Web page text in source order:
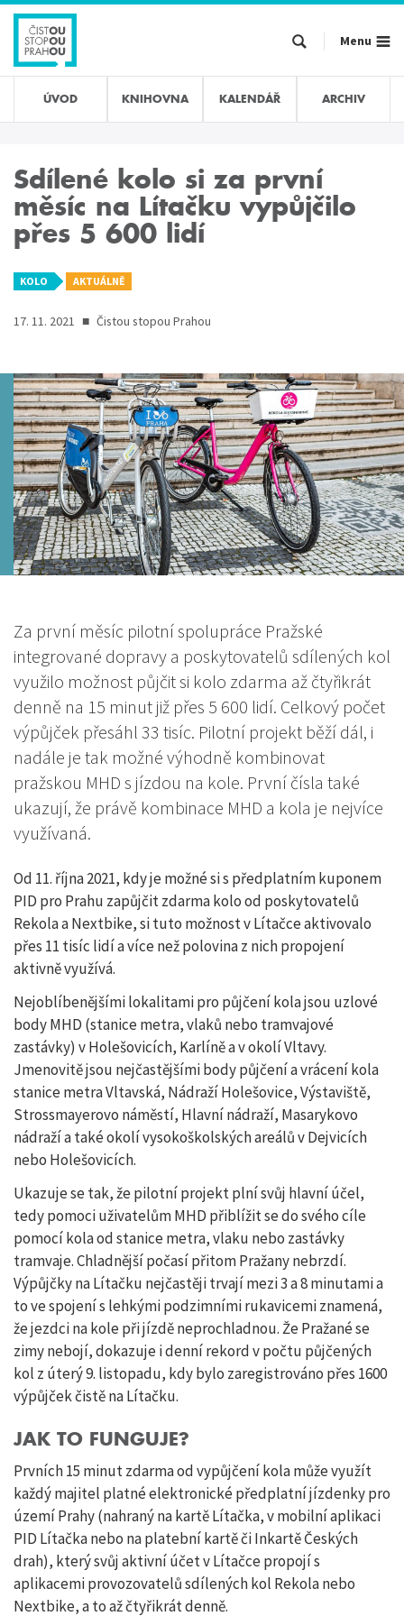
Přejít
hlavnímu
obsahu
Menu
ÚVOD KNIHOVNA KALENDÁŘ ARCHIV
Sdílené kolo si za první
měsíc na Lítačku vypůjčilo
přes 5 600 lidí
KOLO AKTUÁLNĚ
17. 11. 2021 ■ Čistou stopou Prahou
Za první měsíc pilotní spolupráce Pražské
integrované dopravy a poskytovatelů sdílených kol
využilo možnost půjčit si kolo zdarma až čtyřikrát
denně na 15 minut již přes 5 600 lidí. Celkový počet
výpůjček přesáhl 33 tisíc. Pilotní projekt běží dál, i
nadále je tak možné výhodně kombinovat
pražskou MHD s jízdou na kole. První čísla také
ukazují, že právě kombinace MHD a kola je nejvíce
využívaná.
Od 11. října 2021, kdy je možné si s předplatním kuponem
PID pro Prahu zapůjčit zdarma kolo od poskytovatelů
Rekola a Nextbike, si tuto možnost v Lítačce aktivovalo
přes 11 tisíc lidí a více než polovina z nich propojení
aktivně využívá.
Nejoblíbenějšími lokalitami pro půjčení kola jsou uzlové
body MHD (stanice metra, vlaků nebo tramvajové
zastávky) v Holešovicích, Karlíně a v okolí Vltavy.
Jmenovitě jsou nejčastějšími body půjčení a vrácení kola
stanice metra Vltavská, Nádraží Holešovice, Výstaviště,
Strossmayerovo náměstí, Hlavní nádraží, Masarykovo
nádraží a také okolí vysokoškolských areálů v Dejvicích
nebo Holešovicích.
Ukazuje se tak, že pilotní projekt plní svůj hlavní účel,
tedy pomoci uživatelům MHD přiblížit se do svého cíle
pomocí kola od stanice metra, vlaku nebo zastávky
tramvaje. Chladnější počasí přitom Pražany nebrzdí.
Výpůjčky na Lítačku nejčastěji trvají mezi 3 a 8 minutami a
to ve spojení s lehkými podzimními rukavicemi znamená,
že jezdci na kole při jízdě neprochladnou. Že Pražané se
zimy nebojí, dokazuje i denní rekord v počtu půjčených
kol z úterý 9. listopadu, kdy bylo zaregistrováno přes 1600
výpůjček čistě na Lítačku.
JAK TO FUNGUJE?
Prvních 15 minut zdarma od vypůjčení kola může využít
každý majitel platné elektronické předplatní jízdenky pro
území Prahy (nahraný na kartě Lítačka, v mobilní aplikaci
PID Lítačka nebo na platební kartě či Inkartě Českých
drah), který svůj aktivní účet v Lítačce propojí s
aplikacemi provozovatelů sdílených kol Rekola nebo
Nextbike, a to až čtyřikrát denně.